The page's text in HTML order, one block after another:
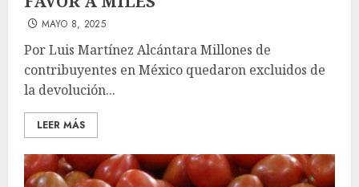
MAYO 8, 2025
Por Luis Martínez Alcántara Millones de
contribuyentes en México quedaron excluidos de
la devolución...
LEER MÁS